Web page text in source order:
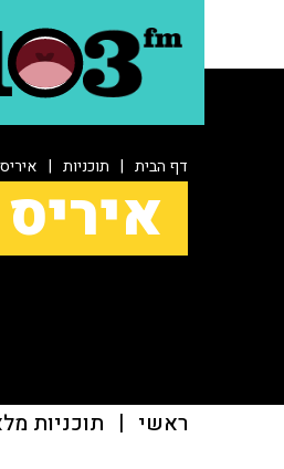
דף הבית | תוכניות |
ראשי | תוכניות